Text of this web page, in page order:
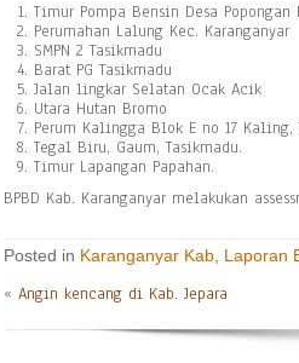
Timur Pompa Bensin Desa Popongan
Perumahan Lalung Kec. Karanganyar
SMPN 2 Tasikmadu
Barat PG Tasikmadu
Jalan lingkar Selatan Ocak Acik
Utara Hutan Bromo
Perum Kalingga Blok E no 17 Kaling,
Tegal Biru, Gaum, Tasikmadu.
Timur Lapangan Papahan.
BPBD Kab. Karanganyar melakukan
Posted in Karanganyar Kab Laporan
« Angin kencang di Kab. Jepara